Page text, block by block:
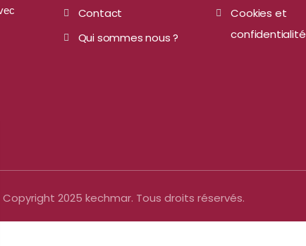
Contact
Qui sommes nous ?
Cookies et
confidentialité
Copyright 2025 kechmar. Tous droits réservés.